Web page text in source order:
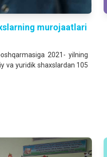
murojaatlari
2021- yilning
va yuridik shaxslardan 105